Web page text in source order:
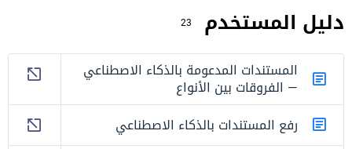
دليل المستخدم 23
المستندات المدعومة بالذكاء الاصطناعي
— الفروقات بين الأنواع
رفع المستندات بالذكاء الاصطناعي